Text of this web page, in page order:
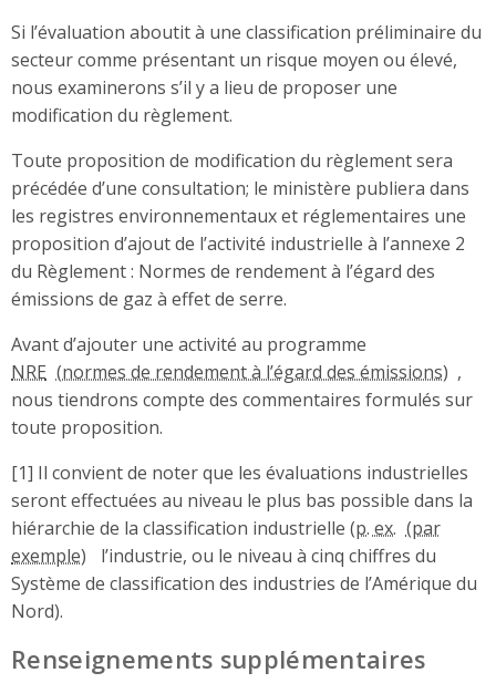
Si l’évaluation aboutit à une classification préliminaire du
secteur comme présentant un risque moyen ou élevé,
nous examinerons s’il y a lieu de proposer une
modification du règlement.
Toute proposition de modification du règlement sera
précédée d’une consultation; le ministère publiera dans
les registres environnementaux et réglementaires une
proposition d’ajout de l’activité industrielle à l’annexe 2
du Règlement : Normes de rendement à l’égard des
émissions de gaz à effet de serre.
Avant d’ajouter une activité au programme
NRE
,
nous tiendrons compte des commentaires formulés sur
toute proposition.
[1] Il convient de noter que les évaluations industrielles
seront effectuées au niveau le plus bas possible dans la
hiérarchie de la classification industrielle (p. ex.
l’industrie, ou le niveau à cinq chiffres du
Système de classification des industries de l’Amérique du
Nord).
Renseignements supplémentaires